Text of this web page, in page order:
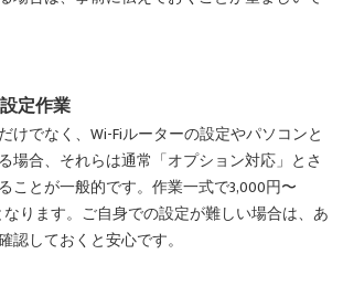
定作業
けでなく、Wi-Fiルーターの設定やパソコンと
場合、それらは通常「オプション対応」とさ
ことが一般的です。作業一式で3,000円〜
ります。ご自身での設定が難しい場合は、あ
認しておくと安心です。